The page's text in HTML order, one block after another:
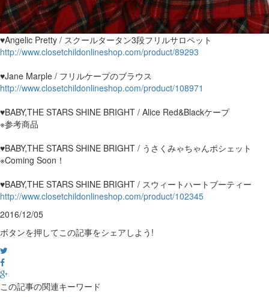
♥Angelic Pretty / スクールタータン3段フリルサロペット
http://www.closetchildonlineshop.com/product/89293
♥Jane Marple / フリルケープのブラウス
http://www.closetchildonlineshop.com/product/108971
♥BABY,THE STARS SHINE BRIGHT / Alice Red&Blackケープ
※参考商品
♥BABY,THE STARS SHINE BRIGHT / うさくみゃちゃんポシェット
※Coming Soon！
♥BABY,THE STARS SHINE BRIGHT / スウィートハートブーティー
http://www.closetchildonlineshop.com/product/102345
2016/12/05
ボタンを押してこの記事をシェアしよう!
この記事の関連キーワード